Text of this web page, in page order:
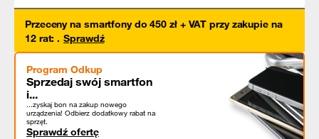
Przeceny na smartfony do 450 zł + VAT przy zakupie na
12 rat: . Sprawdź
Program Odkup
Sprzedaj swój smartfon
i...
...zyskaj bon na zakup nowego
urządzenia! Odbierz dodatkowy rabat na
sprzęt.
Sprawdź ofertę